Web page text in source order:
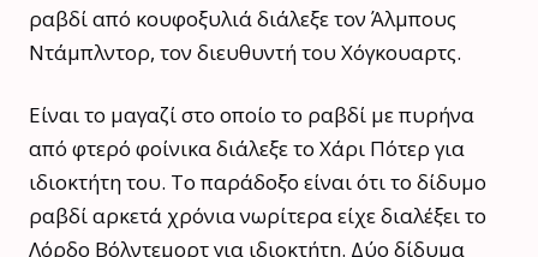
ραβδί από κουφοξυλιά διάλεξε τον Άλμπους
Ντάμπλντορ, τον διευθυντή του Χόγκουαρτς.
Είναι το μαγαζί στο οποίο το ραβδί με πυρήνα
από φτερό φοίνικα διάλεξε το Χάρι Πότερ για
ιδιοκτήτη του. Το παράδοξο είναι ότι το δίδυμο
ραβδί αρκετά χρόνια νωρίτερα είχε διαλέξει το
Λόρδο Βόλντεμορτ για ιδιοκτήτη. Δύο δίδυμα